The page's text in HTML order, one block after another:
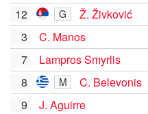
12
G
Ž. Živković
3
C. Manos
7
Lampros Smyrlis
8 M
C. Belevonis
9
J. Aguirre